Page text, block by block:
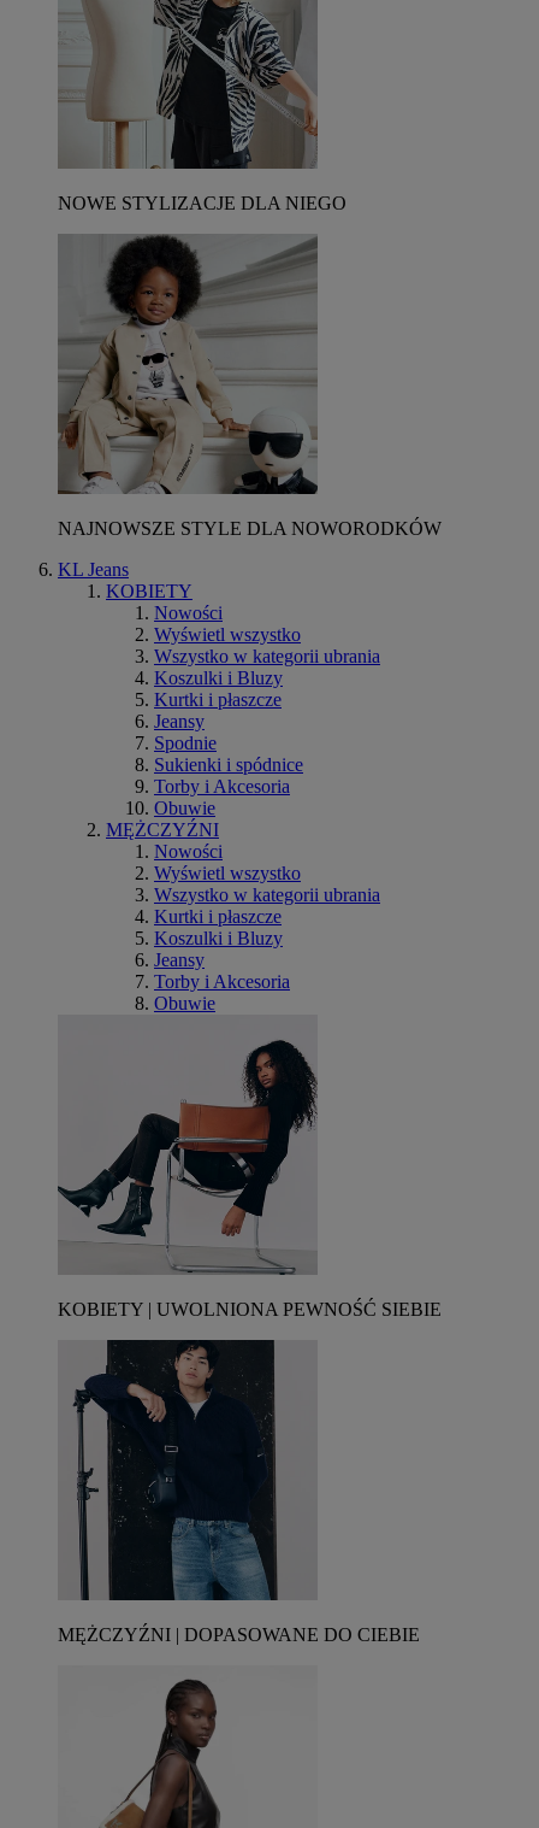
NOWE STYLIZACJE DLA NIEGO
NAJNOWSZE STYLE DLA NOWORODKÓW
KL Jeans
KOBIETY
Nowości
Wyświetl wszystko
Wszystko w kategorii ubrania
Koszulki i Bluzy
Kurtki i płaszcze
Jeansy
Spodnie
Sukienki i spódnice
Torby i Akcesoria
Obuwie
MĘŻCZYŹNI
Nowości
Wyświetl wszystko
Wszystko w kategorii ubrania
Kurtki i płaszcze
Koszulki i Bluzy
Jeansy
Torby i Akcesoria
Obuwie
KOBIETY | UWOLNIONA PEWNOŚĆ SIEBIE
MĘŻCZYŹNI | DOPASOWANE DO CIEBIE